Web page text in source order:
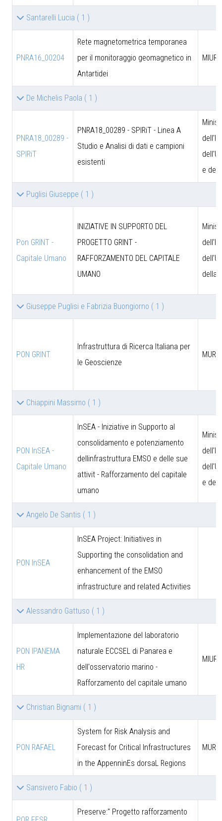
Santarelli Lucia ( 1 )
PNRA16_00204
Rete magnetometrica temporanea
per il monitoraggio geomagnetico in
Antartidei
MIUR
De Michelis Paola ( 1 )
PNRA18_00289 -
SPIRiT
PNRA18_00289 - SPIRiT - Linea A
Studio e Analisi di dati e campioni
esistenti
e
Puglisi Giuseppe ( 1 )
Pon GRINT -
Capitale Umano
INIZIATIVE IN SUPPORTO DEL
PROGETTO GRINT -
RAFFORZAMENTO DEL CAPITALE
UMANO
della
Giuseppe Puglisi e Fabrizia Buongiorno ( 1 )
PON GRINT
Infrastruttura di Ricerca Italiana per
le Geoscienze
MUR
Chiappini Massimo ( 1 )
PON InSEA -
Capitale Umano
InSEA - Iniziative in Supporto al
consolidamento e potenziamento
dellinfrastruttura EMSO e delle sue
attivit - Rafforzamento del capitale
umano
e
Angelo De Santis ( 1 )
PON InSEA
InSEA Project: Initiatives in
Supporting the consolidation and
enhancement of the EMSO
infrastructure and related Activities
Alessandro Gattuso ( 1 )
PON IPANEMA
HR
Implementazione del laboratorio
naturale ECCSEL di Panarea e
dell'osservatorio marino -
Rafforzamento del capitale umano
MIUR
Christian Bignami ( 1 )
PON RAFAEL
System for Risk Analysis and
Forecast for Critical Infrastructures
in the AppenninEs dorsaL Regions
MUR
Sansivero Fabio ( 1 )
Preserve:" Progetto rafforzamento